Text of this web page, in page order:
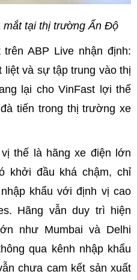
mắt tại thị trường Ấn Độ
ABP Live nhận định:
liệt và sự tập trung vào thị
lại cho VinFast lợi thế
tiến trong thị trường xe
thế là hãng xe điện lớn
khởi đầu khá chậm, chỉ
khẩu với định vị cao
Hãng vẫn duy trì hiện
như Mumbai và Delhi
qua kênh nhập khẩu
chưa cam kết sản xuất